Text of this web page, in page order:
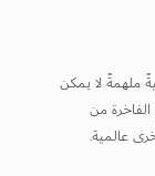
ملهمةً لا يمكن
من
عالمية.